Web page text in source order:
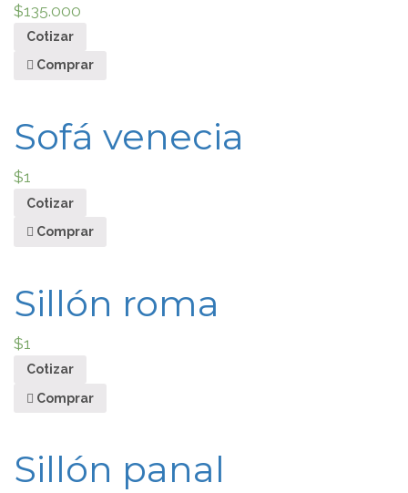
$135.000
Cotizar
Comprar
Sofá venecia
$1
Cotizar
Comprar
Sillón roma
$1
Cotizar
Comprar
Sillón panal